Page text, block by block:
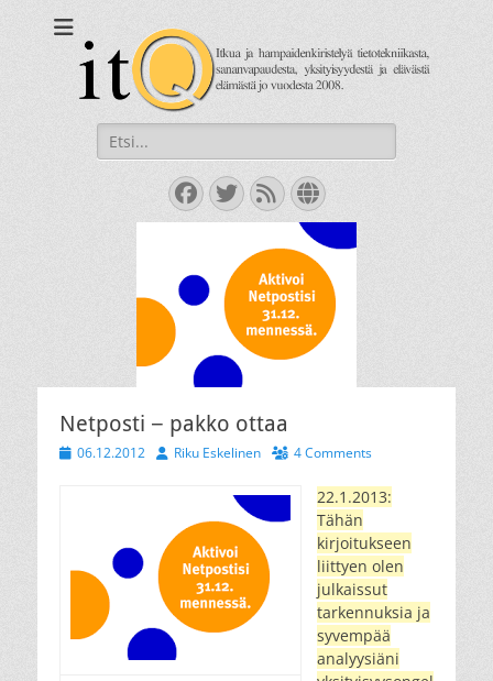
Itkua ja hammastenkiristelyä jo vuodesta 2008.
Search
for:
Facebook
Twitter
FeedWebsite
Netposti − pakko ottaa
Posted
06.12.2012 AuthorRiku Eskelinen 4 Comments
22.1.2013:
Tähän
kirjoitukseen
liittyen olen
julkaissut
tarkennuksia ja
syvempää
analyysiäni